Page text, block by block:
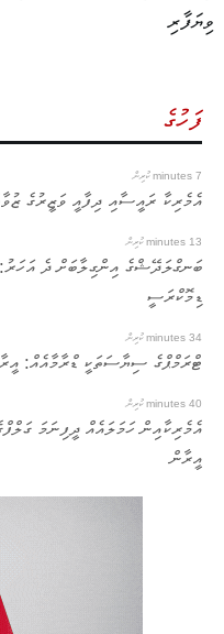
ވިޔަފާރި
ފަހުގެ
7 minutes ކުރިން
އެމެރިކާ ރައީސާއި ދިފާއީ ވަޒީރުގެ
13 minutes ކުރިން
ބަނގްލަދޭޝްގެ އިންގިލާބަށް ދެ
ޑިމޮކްރަސީ
34 minutes ކުރިން
ޓްރަމްޕްގެ ސިޔާސަތަކީ ޑްރާމާއެއް:
40 minutes ކުރިން
އެމެރިކާއިން ހަމަލައެއް ދީފިނަމަ
އީރާން